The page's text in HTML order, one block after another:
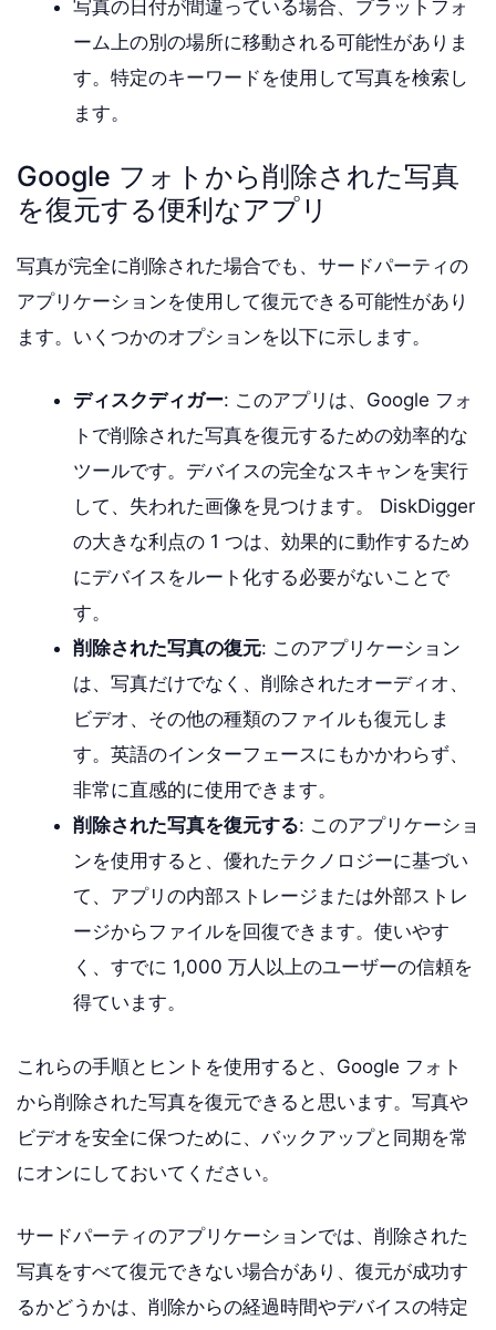
写真の日付が間違っている場合、プラットフォ
ーム上の別の場所に移動される可能性がありま
す。特定のキーワードを使用して写真を検索し
ます。
Google フォトから削除された写真
を復元する便利なアプリ
写真が完全に削除された場合でも、サードパーティの
アプリケーションを使用して復元できる可能性があり
ます。いくつかのオプションを以下に示します。
ディスクディガー: このアプリは、Google フォ
トで削除された写真を復元するための効率的な
ツールです。デバイスの完全なスキャンを実行
して、失われた画像を見つけます。 DiskDigger
の大きな利点の 1 つは、効果的に動作するため
にデバイスをルート化する必要がないことで
す。
削除された写真の復元: このアプリケーション
は、写真だけでなく、削除されたオーディオ、
ビデオ、その他の種類のファイルも復元しま
す。英語のインターフェースにもかかわらず、
非常に直感的に使用できます。
削除された写真を復元する: このアプリケーショ
ンを使用すると、優れたテクノロジーに基づい
て、アプリの内部ストレージまたは外部ストレ
ージからファイルを回復できます。使いやす
く、すでに 1,000 万人以上のユーザーの信頼を
得ています。
これらの手順とヒントを使用すると、Google フォト
から削除された写真を復元できると思います。写真や
ビデオを安全に保つために、バックアップと同期を常
にオンにしておいてください。
サードパーティのアプリケーションでは、削除された
写真をすべて復元できない場合があり、復元が成功す
るかどうかは、削除からの経過時間やデバイスの特定